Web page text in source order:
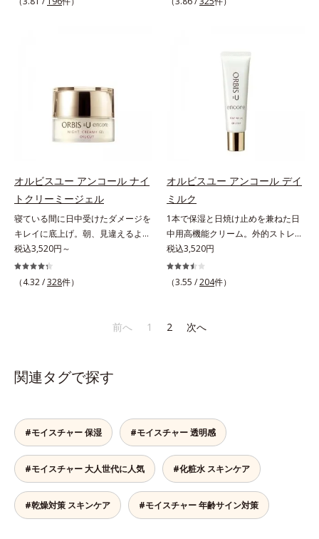
明肌を叶えます。L＝さっぱりタイ
プ（脂性肌～普通肌）M＝しっとり
タイプ（普通肌～乾性肌）*1 シ
ミ・ソバカスが肌表面にあらわれる
よる透明感のある肌*4 日本化粧品
業界で初めてメラニンの第三のルー
トに着目し、日本放射線影響学会第
53回大会で2010年10月に初めて発
表したこと*5 うるおいによる*6 メ
ラノサイトまで*7 L-アスコルビン
酸 2-グルコシド*8 L-アスコルビン
酸 2-グルコシド、パウダルコ樹皮エ
でなく、メラニンが蓄積しがちな年
齢肌の“メラニンメタボ(*2)”にアプ
ローチして、澄みわたる美肌を目指
します。*1 年齢を重ねた肌*2 メラ
の底上げを図ります。さらに、シミ
と年齢の関係に着目。点在するシミ
だけでなく、メラニンが蓄積しがち
な年齢肌の“メラニンメタボ(*3)”に
アプローチして、澄みわたる美肌を
目指します。*1 メラニンの生成を
抑え、シミ・ソバカスを防ぐ*2 年
生成する状態
オルビスユー アンコール ナイ
トクリーミージェル
寝ている間に日中受けたダメージを
キレイに底上げ。朝、見違えるよう
なハリ感に。諦めかけていたハリ不
足、うるおい低下に先端科学ケア
(*1)でアプローチするエイジングケ
スエキスとHSP（ヒートショックプ
ねるにつれハリ不足、うるおい低下
を感じやすい部位に働きかけ、ハリ
wateroil（イーブンワテロイル）を
配合することにより、水でも油でも
実現できなかった、“濃密なうるお
い感”と“ベタつかない”、相反する2
齢肌を柔肌に整え、未体験の肌感触
を叶えます。*1 保湿*2 年齢に応じ
税込3,520円～
（4.32 /328件）
オルビスユー アンコール デイ
ミルク
1本で保湿と日焼け止めを兼ねた日
中用高機能クリーム。外的ストレス
(*5)から肌を徹底ガード。諦めかけ
ていたハリ不足、うるおい低下に先
端科学ケア(*1)でアプローチするエ
D.N.A.(*3) ヒビスエキスとHSP（ヒ
の成分、even wateroil（イーブン
ワテロイル）を配合することによ
り、水でも油でも実現できなかっ
た、“濃密なうるおい感”と“ベタつか
成功。ごわつく年齢肌を柔肌に整
え、未体験の肌感触を叶えます。*1
税込3,520円
（3.55 /204件）
前へ 1 2 次へ
関連タグで探す
#モイスチャー 保湿 #モイスチャー 透明感
#モイスチャー 大人世代に人気 #化粧水 スキンケア
#乾燥対策 スキンケア #モイスチャー 年齢サイン対策